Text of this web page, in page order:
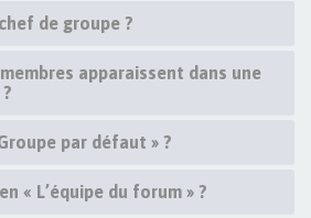
de groupe ?
apparaissent dans une
par défaut » ?
« L’équipe du forum » ?